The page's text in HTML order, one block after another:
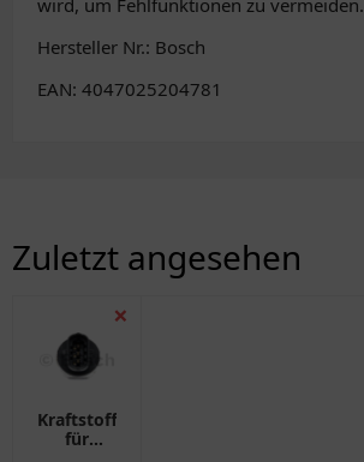
wird, um Fehlfunktionen zu vermeiden.
Hersteller Nr.: Bosch
EAN: 4047025204781
Zuletzt angesehen
❌
Kraftstoffdrucksensor
für